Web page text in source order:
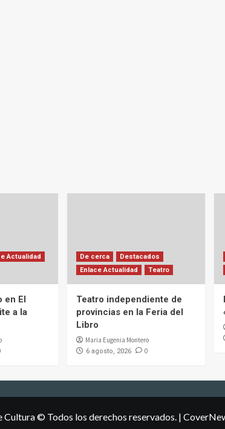
Actualidad
en El
a la
De cerca
Destacados
Enlace Actualidad
Teatro
Teatro independiente de
provincias en la Feria del
Libro
Maria Eugenia Montero
6 agosto, 2026 0
Cultura © Todos los derechos reservados. |